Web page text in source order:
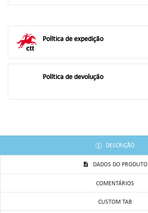
Política de expedição
Política de devolução
DESCRIÇÃO
DADOS DO PRODUTO
COMENTÁRIOS
CUSTOM TAB